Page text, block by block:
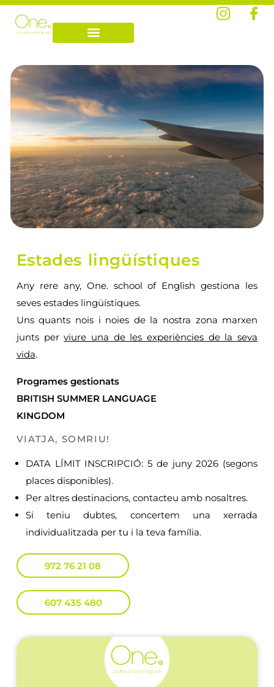
Estades lingüístiques
Any rere any, One. school of English gestiona les
seves estades lingüístiques.
Uns quants nois i noies de la nostra zona marxen
junts perviure una de les experiències de la seva
vida.
Programes gestionats
BRITISH SUMMER LANGUAGE
KINGDOM
VIATJA, SOMRIU!
DATA LÍMIT INSCRIPCIÓ: 5 de juny 2026 (segons
places disponibles).
Per altres destinacions, contacteu amb nosaltres.
Si teniu dubtes, concertem una xerrada
individualitzada per tu i la teva família.
972 76 21 08
607 435 480